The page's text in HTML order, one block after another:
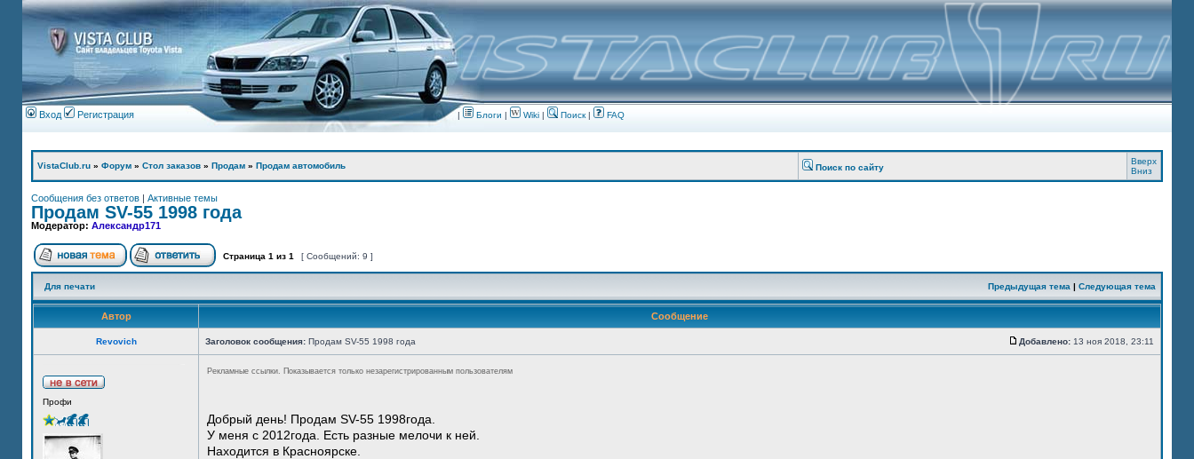
Вход Регистрация | Блоги | Wiki | Поиск| FAQ
VistaClub.ru » Форум » Стол заказов » Продам » Продам автомобиль Поиск по сайту
Вверх
Вниз
Сообщения без ответов | Активные темы
Продам SV-55 1998 года
Модератор: Александр171
Страница 1 из 1 [ Сообщений: 9 ]
Для печати Предыдущая тема | Следующая тема
Автор Сообщение
Revovich Заголовок сообщения: Продам SV-55 1998 года Добавлено: 13 ноя 2018, 23:11
Профи
Рекламные ссылки. Показывается только незарегистрированным пользователям
Добрый день! Продам SV-55 1998года.
У меня с 2012года. Есть разные мелочи к ней.
Находится в Красноярске.